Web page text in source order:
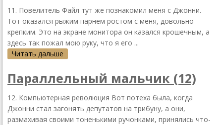
11. Повелитель Файл тут же познакомил меня с Джонни.
Тот оказался рыжим парнем ростом с меня, довольно
крепким. Это на экране монитора он казался крошечным, а
здесь так пожал мою руку, что я его ...
Читать дальше
Параллельный мальчик (12)
12. Компьютерная революция Вот потеха была, когда
Джонни стал загонять депутатов на трибуну, а они,
размахивая своими тоненькими ручонками, принялись что-